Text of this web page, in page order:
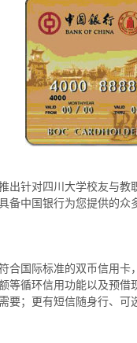
出针对四川大学校友与
备中国银行为您提供的众
合国际标准的双币信用
等循环信用功能以及预
要；更有短信随身行、可